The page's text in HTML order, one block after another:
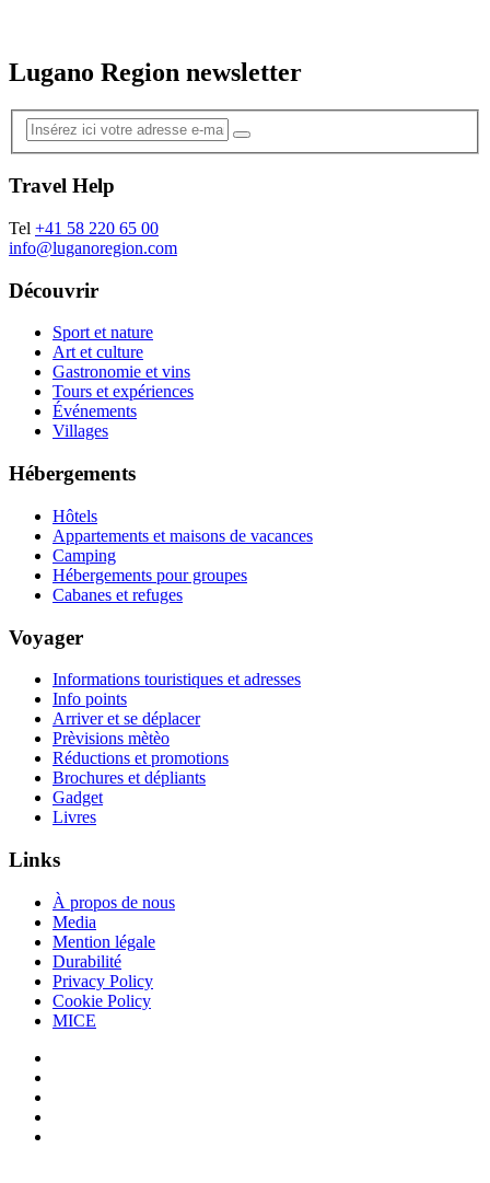
Lugano Region newsletter
Travel Help
Tel +41 58 220 65 00
info@luganoregion.com
Découvrir
Sport et nature
Art et culture
Gastronomie et vins
Tours et expériences
Événements
Villages
Hébergements
Hôtels
Appartements et maisons de vacances
Camping
Hébergements pour groupes
Cabanes et refuges
Voyager
Informations touristiques et adresses
Info points
Arriver et se déplacer
Prèvisions mètèo
Réductions et promotions
Brochures et dépliants
Gadget
Livres
Links
À propos de nous
Media
Mention légale
Durabilité
Privacy Policy
Cookie Policy
MICE